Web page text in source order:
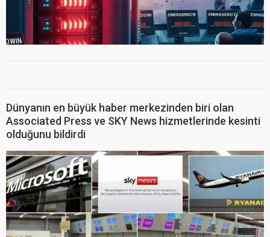
Dünyanın en büyük haber merkezinden biri olan
Associated Press ve SKY News hizmetlerinde kesinti
olduğunu bildirdi